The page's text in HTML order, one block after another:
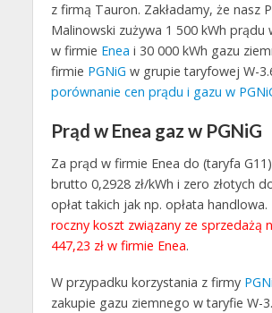
z firmą Tauron. Zakładamy, że nasz
Malinowski zużywa 1 500 kWh prądu
w firmie Enea i 30 000 kWh gazu
firmie PGNiG w grupie taryfowej W-
porównanie cen prądu i gazu w
Prąd w Enea gaz w PGNiG
Za prąd w firmie Enea do (taryfa
brutto 0,2928 zł/kWh i zero złotych
opłat takich jak np. opłata handlowa.
roczny koszt związany ze sprzedażą
447,23 zł w firmie Enea.
W przypadku korzystania z firmy
zakupie gazu ziemnego w taryfie W-